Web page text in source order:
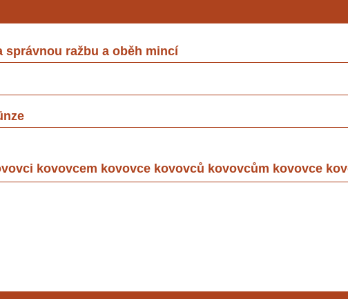
ražbu a oběh mincí
kovovcem kovovce kovovců kovovcům kovovce